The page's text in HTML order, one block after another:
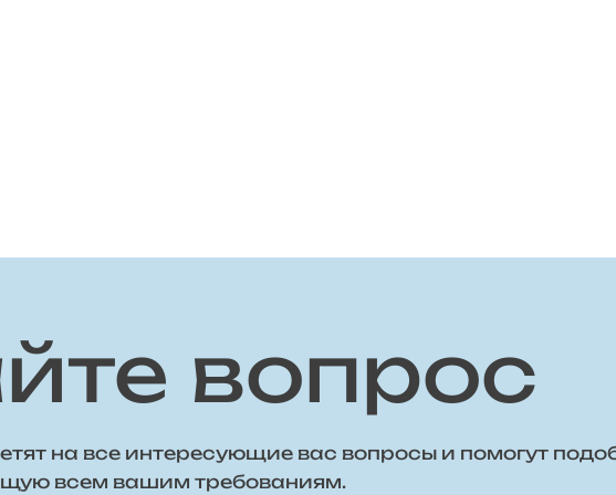
вопрос
на все интересующие вас вопросы и помогут
всем вашим требованиям.